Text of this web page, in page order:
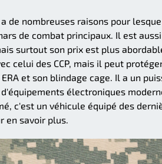
de nombreuses raisons pour
de combat principaux. Il est aussi
surtout son prix est plus
celui des CCP, mais il peut
et son blindage cage. Il a un
électroniques
c'est un véhicule équipé des
en savoir plus.